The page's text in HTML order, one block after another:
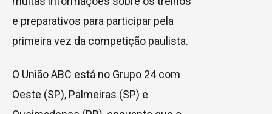
e preparativos para participar pela
primeira vez da competição paulista.
O União ABC está no Grupo 24 com
Oeste (SP), Palmeiras (SP) e